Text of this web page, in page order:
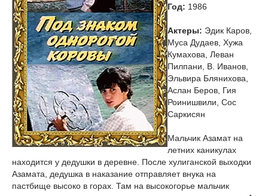
Год: 1986
Актеры: Эдик Каров,
Муса Дудаев, Хужа
Кумахова, Леван
Пилпани, В. Иванов,
Эльвира Блянихова,
Аслан Беров, Гия
Роинишвили, Сос
Саркисян
Мальчик Азамат на
летних каникулах
находится у дедушки в деревне. После хулиганской выходки
Азамата, дедушка в наказание отправляет внука на
пастбище высоко в горах. Там на высокогорье мальчик